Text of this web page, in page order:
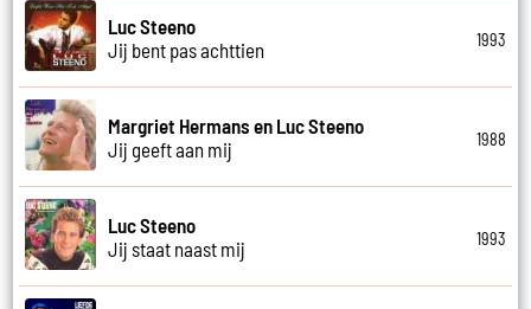
Luc Steeno
Jij bent pas achttien
1993
Margriet Hermans en Luc Steeno
Jij geeft aan mij
1988
Luc Steeno
Jij staat naast mij
1993